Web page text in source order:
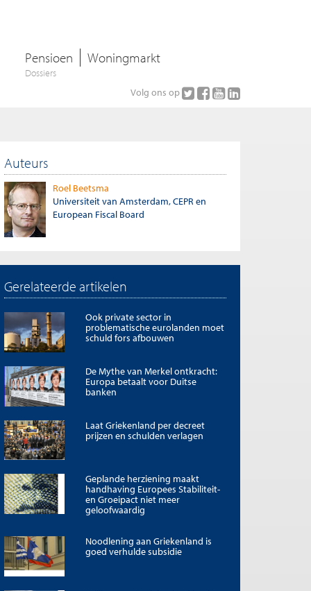
Pensioen Woningmarkt
Dossiers
Volg ons op
Auteurs
Roel Beetsma
Universiteit van Amsterdam, CEPR en
European Fiscal Board
Gerelateerde artikelen
Ook private sector in
problematische eurolanden moet
schuld fors afbouwen
De Mythe van Merkel ontkracht:
Europa betaalt voor Duitse
banken
Laat Griekenland per decreet
prijzen en schulden verlagen
Geplande herziening maakt
handhaving Europees Stabiliteit-
en Groeipact niet meer
geloofwaardig
Noodlening aan Griekenland is
goed verhulde subsidie